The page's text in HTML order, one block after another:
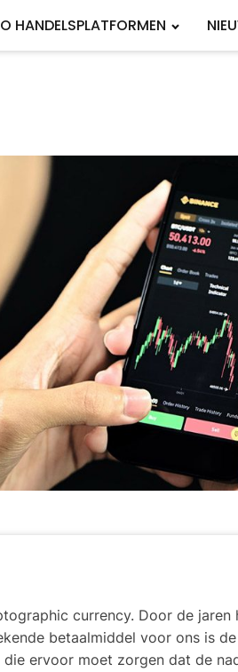
HANDELSPLATFORMEN
currency. Door de jaren
betaalmiddel voor ons is
ervoor moet zorgen dat de